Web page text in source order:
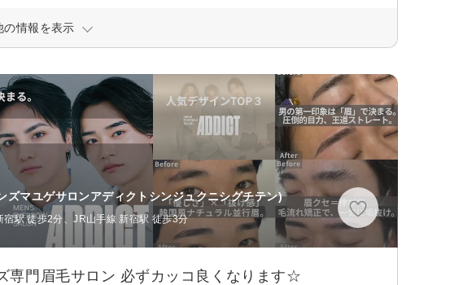
の情報を表示
ズマユゲサロンアディクトシンジュクニシグチテン)
宿駅 徒歩2分、JR山手線 新宿駅 徒歩3分
専門眉毛サロン 必ずカッコ良くなります☆